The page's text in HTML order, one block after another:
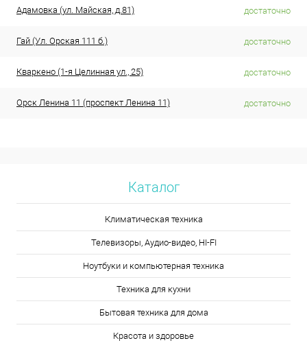
Адамовка (ул. Майская, д.81) достаточно
Гай (Ул. Орская 111 б.) достаточно
Кваркено (1-я Целинная ул., 25) достаточно
Орск Ленина 11 (проспект Ленина 11) достаточно
Каталог
Климатическая техника
Телевизоры, Аудио-видео, HI-FI
Ноутбуки и компьютерная техника
Техника для кухни
Бытовая техника для дома
Красота и здоровье